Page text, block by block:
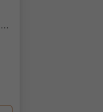
Deutschnofen/Nova Ponente, Dolomites Region Eggental